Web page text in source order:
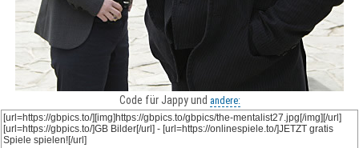
Code für Jappy und andere: